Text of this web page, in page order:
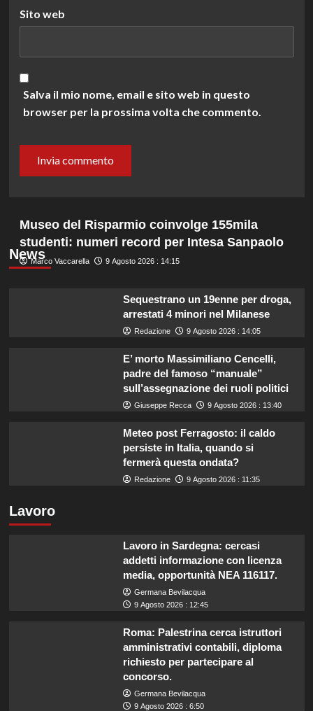
Sito web
Salva il mio nome, email e sito web in questo
browser per la prossima volta che commento.
News
Museo del Risparmio coinvolge 155mila
studenti: numeri record per Intesa Sanpaolo
Marco Vaccarella 9 Agosto 2026 : 14:15
Sequestrano un 19enne per droga,
arrestati 4 minori nel Milanese
Redazione 9 Agosto 2026 : 14:05
E’ morto Massimiliano Cencelli,
padre del famoso “manuale”
sull’assegnazione dei ruoli politici
Giuseppe Recca 9 Agosto 2026 : 13:40
Meteo post Ferragosto: il caldo
persiste in Italia, quando si
fermerà questa ondata?
Redazione 9 Agosto 2026 : 11:35
Lavoro
Lavoro in Sardegna: cercasi
addetti informazione con licenza
media, opportunità NEA 116117.
Germana Bevilacqua
9 Agosto 2026 : 12:45
Roma: Palestrina cerca istruttori
amministrativi contabili, diploma
richiesto per partecipare al
concorso.
Germana Bevilacqua
9 Agosto 2026 : 6:50